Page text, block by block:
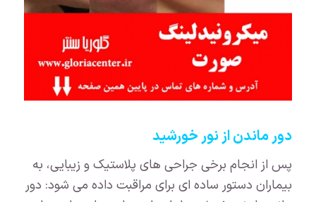
دور ماندن از نور خورشید
پس از انجام برخی جراحی های پلاستیک و زیبایی، به
بیماران دستور ساده ای برای مراقبت داده می شود: دور